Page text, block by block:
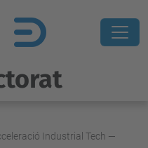
Industrial Tech —